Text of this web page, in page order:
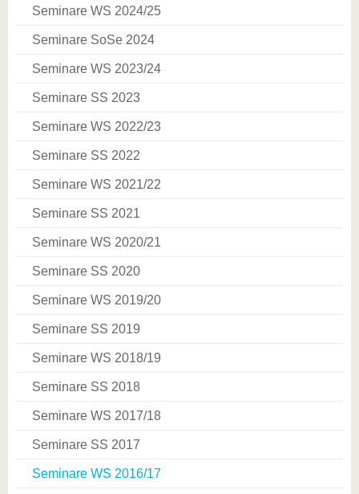
Seminare WS 2024/25
Seminare SoSe 2024
Seminare WS 2023/24
Seminare SS 2023
Seminare WS 2022/23
Seminare SS 2022
Seminare WS 2021/22
Seminare SS 2021
Seminare WS 2020/21
Seminare SS 2020
Seminare WS 2019/20
Seminare SS 2019
Seminare WS 2018/19
Seminare SS 2018
Seminare WS 2017/18
Seminare SS 2017
Seminare WS 2016/17